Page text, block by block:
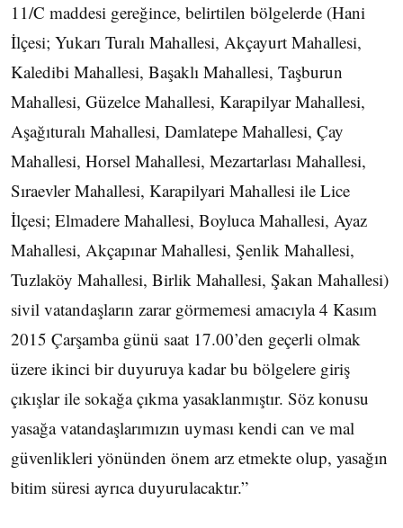
11/C maddesi gereğince, belirtilen bölgelerde (Hani
İlçesi; Yukarı Turalı Mahallesi, Akçayurt Mahallesi,
Kaledibi Mahallesi, Başaklı Mahallesi, Taşburun
Mahallesi, Güzelce Mahallesi, Karapilyar Mahallesi,
Aşağıturalı Mahallesi, Damlatepe Mahallesi, Çay
Mahallesi, Horsel Mahallesi, Mezartarlası Mahallesi,
Sıraevler Mahallesi, Karapilyari Mahallesi ile Lice
İlçesi; Elmadere Mahallesi, Boyluca Mahallesi, Ayaz
Mahallesi, Akçapınar Mahallesi, Şenlik Mahallesi,
Tuzlaköy Mahallesi, Birlik Mahallesi, Şakan Mahallesi)
sivil vatandaşların zarar görmemesi amacıyla 4 Kasım
2015 Çarşamba günü saat 17.00’den geçerli olmak
üzere ikinci bir duyuruya kadar bu bölgelere giriş
çıkışlar ile sokağa çıkma yasaklanmıştır. Söz konusu
yasağa vatandaşlarımızın uyması kendi can ve mal
güvenlikleri yönünden önem arz etmekte olup, yasağın
bitim süresi ayrıca duyurulacaktır.”